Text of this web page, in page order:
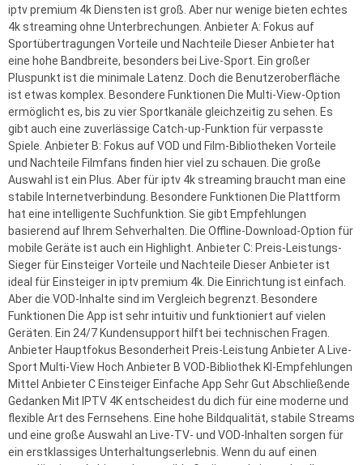
iptv premium 4k Diensten ist groß. Aber nur wenige bieten echtes
4k streaming ohne Unterbrechungen. Anbieter A: Fokus auf
Sportübertragungen Vorteile und Nachteile Dieser Anbieter hat
eine hohe Bandbreite, besonders bei Live-Sport. Ein großer
Pluspunkt ist die minimale Latenz. Doch die Benutzeroberfläche
ist etwas komplex. Besondere Funktionen Die Multi-View-Option
ermöglicht es, bis zu vier Sportkanäle gleichzeitig zu sehen. Es
gibt auch eine zuverlässige Catch-up-Funktion für verpasste
Spiele. Anbieter B: Fokus auf VOD und Film-Bibliotheken Vorteile
und Nachteile Filmfans finden hier viel zu schauen. Die große
Auswahl ist ein Plus. Aber für iptv 4k streaming braucht man eine
stabile Internetverbindung. Besondere Funktionen Die Plattform
hat eine intelligente Suchfunktion. Sie gibt Empfehlungen
basierend auf Ihrem Sehverhalten. Die Offline-Download-Option für
mobile Geräte ist auch ein Highlight. Anbieter C: Preis-Leistungs-
Sieger für Einsteiger Vorteile und Nachteile Dieser Anbieter ist
ideal für Einsteiger in iptv premium 4k. Die Einrichtung ist einfach.
Aber die VOD-Inhalte sind im Vergleich begrenzt. Besondere
Funktionen Die App ist sehr intuitiv und funktioniert auf vielen
Geräten. Ein 24/7 Kundensupport hilft bei technischen Fragen.
Anbieter Hauptfokus Besonderheit Preis-Leistung Anbieter A Live-
Sport Multi-View Hoch Anbieter B VOD-Bibliothek KI-Empfehlungen
Mittel Anbieter C Einsteiger Einfache App Sehr Gut Abschließende
Gedanken Mit IPTV 4K entscheidest du dich für eine moderne und
flexible Art des Fernsehens. Eine hohe Bildqualität, stabile Streams
und eine große Auswahl an Live-TV- und VOD-Inhalten sorgen für
ein erstklassiges Unterhaltungserlebnis. Wenn du auf einen